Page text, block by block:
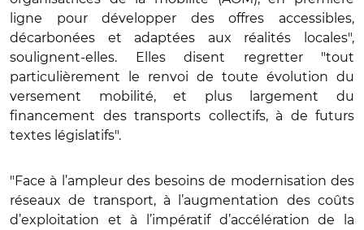
ligne pour développer des offres accessibles,
décarbonées et adaptées aux réalités locales",
soulignent-elles. Elles disent regretter "tout
particulièrement le renvoi de toute évolution du
versement mobilité, et plus largement du
financement des transports collectifs, à de futurs
textes législatifs".
"Face à l’ampleur des besoins de modernisation des
réseaux de transport, à l’augmentation des coûts
d’exploitation et à l’impératif d’accélération de la